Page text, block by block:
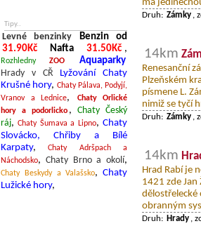
Tipy..
Levné benzinky Benzin od
31.90Kč
Nafta 31.50Kč ,
Rozhledny ZOO
Aquaparky
Hrady v CŘ
Lyžování
Chaty
Krušné hory, Chaty Pálava, Podyjí,
Vranov a Lednice,
Chaty Orlické
hory a podorlicko , Chaty Český
ráj, Chaty Šumava a Lipno,Chaty
Slovácko, Chřiby a Bílé
Karpaty,Chaty Adršpach a
Náchodsko, Chaty Brno a okolí,
Chaty Beskydy a Valašsko, Chaty
Lužické hory,
má
Druh: Zámky ,
14km
Renesanční
Plzeňském
písmene L.
nimiž se tyčí
Druh: Zámky ,
14km
Hrad Rabí je
1421 zde Jan
dělostřelecké
obranným
Druh: Hrady ,